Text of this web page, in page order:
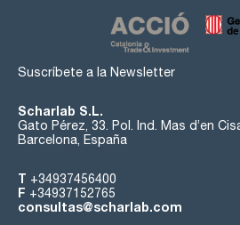
Suscríbete a la Newsletter
Scharlab S.L.
Gato Pérez, 33. Pol. Ind. Mas d’en
Barcelona, España
T +34937456400
F +34937152765
consultas@scharlab.com